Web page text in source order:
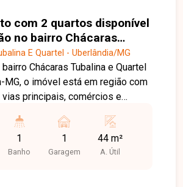
com 2 quartos disponível
no bairro Chácaras
em Uberlândia-MG
E Quartel - Uberlândia/MG
Chácaras Tubalina e Quartel
MG, o imóvel está em região com
principais, comércios e
é novo primeira locação no
apenas um lance de escada,
sala em 2 ambientes, cozinha, área
1
Banho
1
Garagem
44 m²
A. Útil